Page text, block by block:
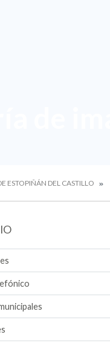
ESTOPIÑÁN DEL CASTILLO